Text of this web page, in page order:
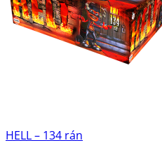
HELL – 134 rán